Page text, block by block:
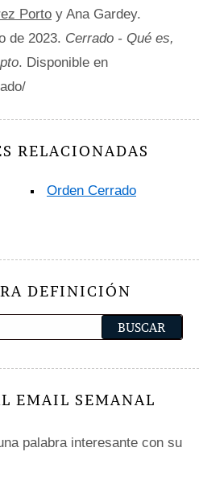
Porto y Ana Gardey.
de 2023. Cerrado - Qué es,
. Disponible en
RELACIONADAS
Orden Cerrado
DEFINICIÓN
EMAIL SEMANAL
palabra interesante con su